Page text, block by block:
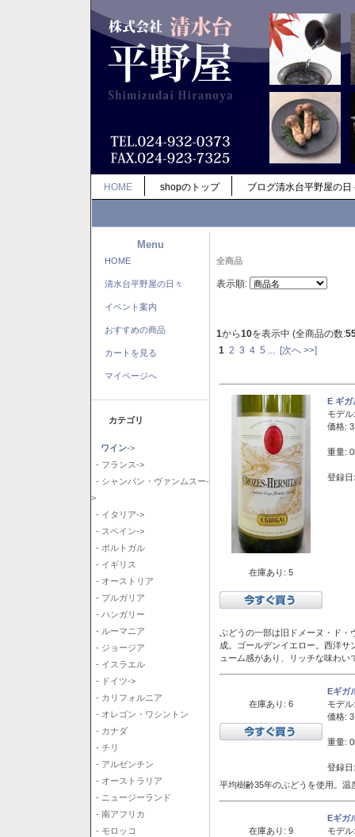
HOME shopのトップ ブログ清水台平野屋の日
Menu
HOME
清水台平野屋の日々
イベント案内
おすすめの商品
カートを見る
マイページへ
カテゴリ
ワイン->
- フランス->
- シャンパン・ヴァンムスー-
>
- イタリア->
- スペイン->
- ポルトガル
- イギリス
- オーストリア
- ブルガリア
- ハンガリー
- ルーマニア
- ジョージア
- イスラエル
- ドイツ->
- カリフォルニア
- オレゴン・ワシントン
- カナダ
- チリ
- アルゼンチン
- オーストラリア
- ニュージーランド
- 南アフリカ
- モロッコ
全商品
表示順:
1から10を表示中 (全商品の数:
1 2 3 4 5 [次へ >>]
在庫あり: 5
E ギ
モデル:
価格:
重量:
登録
ぶどうの一部は旧ドメーヌ・ド・
成。ゴールデンイエロー。西洋
ューム感があり、リッチな味わい
在庫あり: 6
Eギガ
モデル:
価格:
重量:
登録
平均樹齢35年のぶどうを使用。
在庫あり: 9
Eギガ
モデル: